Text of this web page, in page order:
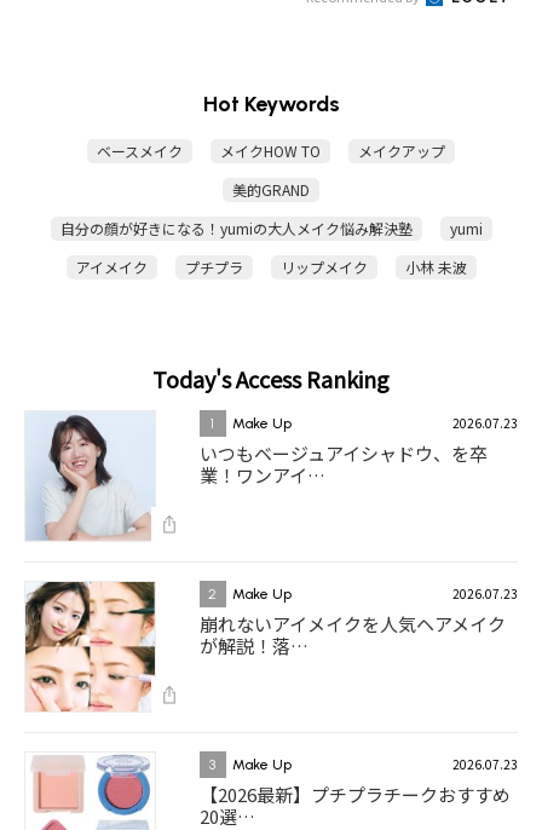
Hot Keywords
ベースメイク メイクHOW TO
メイクアップ
美的GRAND
自分の顔が好きになる！yumiの大人メイク悩み解決塾
yumi
アイメイク
プチプラ リップメイク 小林 未波
Today's Access Ranking
1 Make Up 2026.07.23
いつもベージュアイシャドウ、を卒
業！ワンアイ…
2 Make Up 2026.07.23
崩れないアイメイクを人気ヘアメイク
が解説！落…
3 Make Up 2026.07.23
【2026最新】プチプラチークおすすめ
20選…